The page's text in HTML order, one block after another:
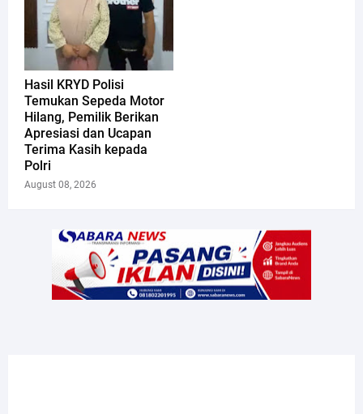
Hasil KRYD Polisi
Temukan Sepeda Motor
Hilang, Pemilik Berikan
Apresiasi dan Ucapan
Terima Kasih kepada
Polri
August 08, 2026